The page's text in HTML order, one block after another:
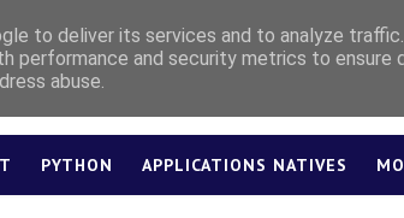
PYTHON APPLICATIONS NATIVES
to deliver its services and to analyze
performance and security metrics to ensure
abuse.